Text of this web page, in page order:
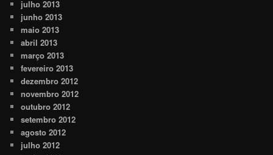
julho 2013
junho 2013
maio 2013
abril 2013
março 2013
fevereiro 2013
dezembro 2012
novembro 2012
outubro 2012
setembro 2012
agosto 2012
julho 2012